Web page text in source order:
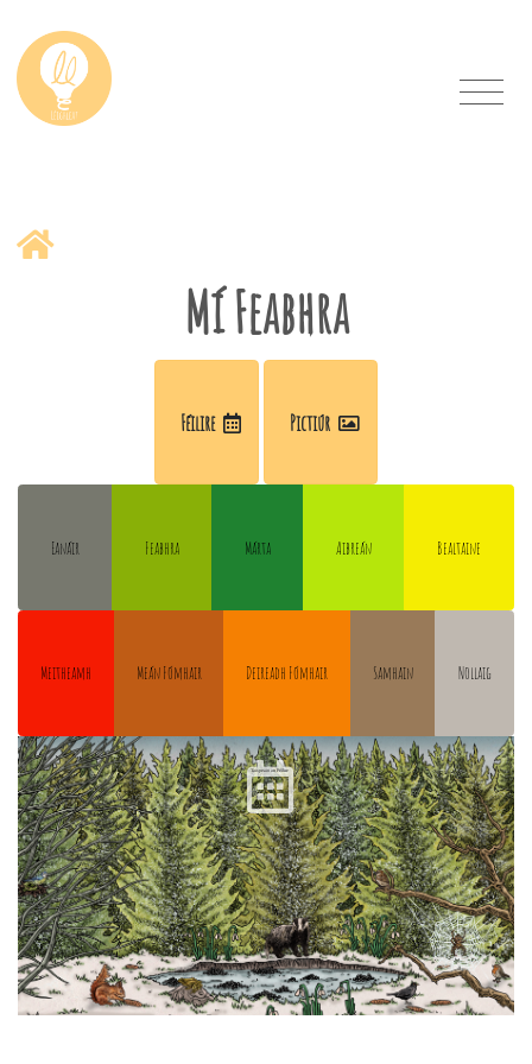
Mí Feabhra
Eanáir Feabhra Márta Aibreán Bealtaine
Féilire Pictiúr
Meitheamh Meán Fómhair Deireadh Fómhair Samhain Nollaig
Taispeáin an Féilire